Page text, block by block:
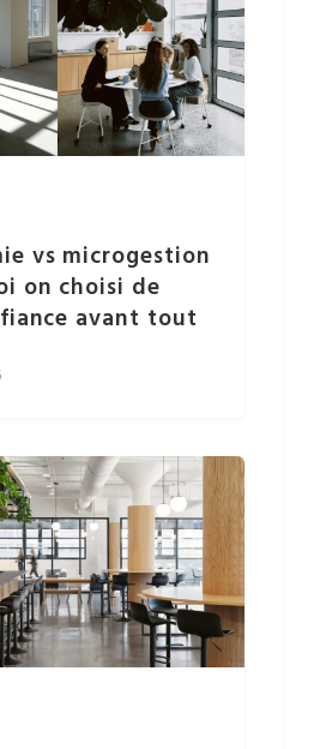
vs microgestion
on choisi de
avant tout